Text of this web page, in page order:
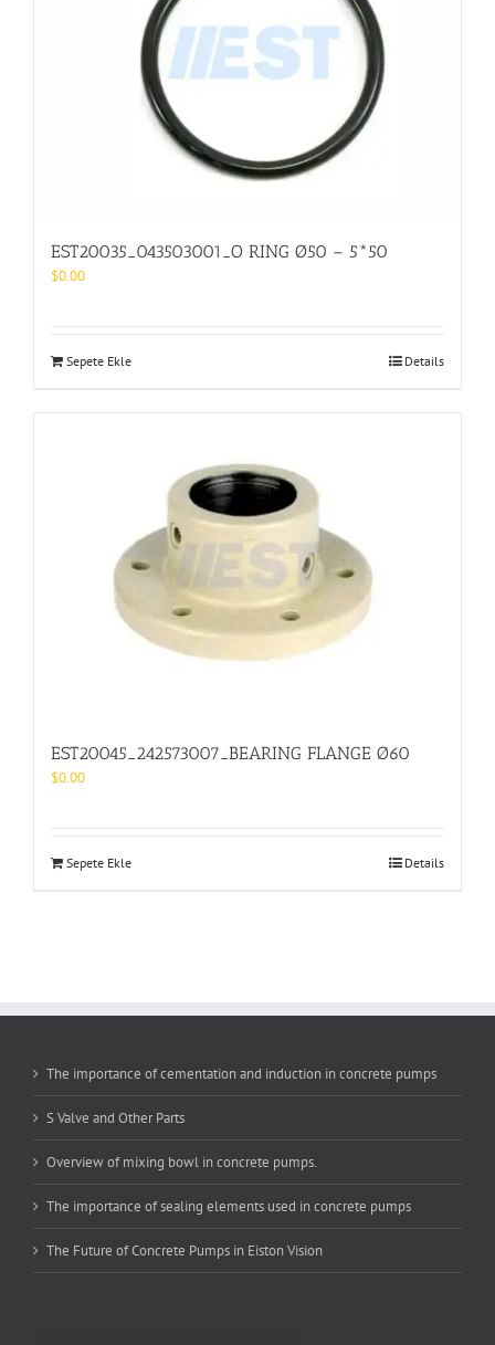
EST20035_043503001_O RING Ø50 – 5*50
$0.00
Sepete Ekle Details
EST20045_242573007_BEARING FLANGE Ø60
$0.00
Sepete Ekle Details
The importance of cementation and induction in concrete pumps
S Valve and Other Parts
Overview of mixing bowl in concrete pumps.
The importance of sealing elements used in concrete pumps
The Future of Concrete Pumps in Eiston Vision